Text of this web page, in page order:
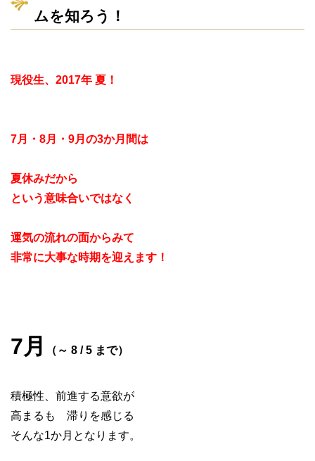
ムを知ろう！
現役生、2017年 夏！
7月・8月・9月の3か月間は
夏休みだから
という意味合いではなく
運気の流れの面からみて
非常に大事な時期を迎えます！
7月 （～ 8 / 5 まで）
積極性、前進する意欲が
高まるも 滞りを感じる
そんな1か月となります。